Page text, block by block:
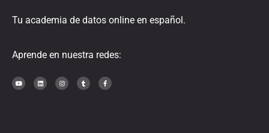
Tu academia de datos online en español.
Aprende en nuestra redes: